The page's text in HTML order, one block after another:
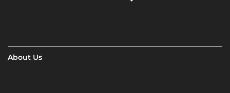
About Us